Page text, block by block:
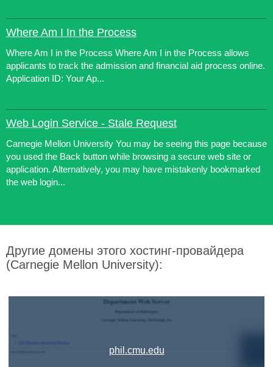
Where Am I In the Process
Where Am I in the Process Where Am I in the Process allows
applicants to track the admission and financial aid process online.
Application ID: Your Ap...
Web Login Service - Stale Request
Carnegie Mellon University You may be seeing this page because
you used the Back button while browsing a secure web site or
application. Alternatively, you may have mistakenly bookmarked
the web login...
Другие домены этого хостинг-провайдера
(Carnegie Mellon University):
phil.cmu.edu